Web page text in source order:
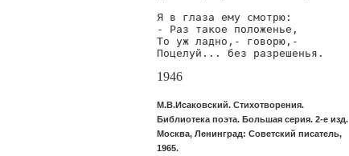
Я в глаза ему смотрю:
- Раз такое положенье,
То уж ладно,- говорю,-
Поцелуй... без разрешенья.
1946
М.В.Исаковский. Стихотворения.
Библиотека поэта. Большая серия. 2-е изд.
Москва, Ленинград: Советский писатель,
1965.